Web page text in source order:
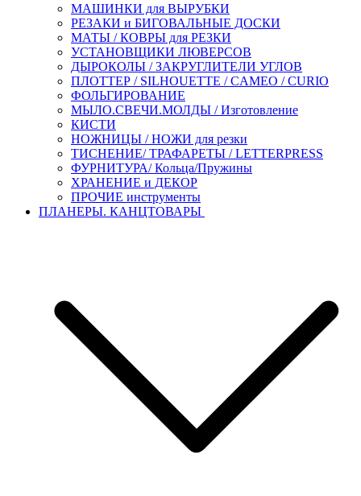
МАШИНКИ для ВЫРУБКИ
РЕЗАКИ и БИГОВАЛЬНЫЕ ДОСКИ
МАТЫ / КОВРЫ для РЕЗКИ
УСТАНОВЩИКИ ЛЮВЕРСОВ
ДЫРОКОЛЫ / ЗАКРУГЛИТЕЛИ УГЛОВ
ПЛОТТЕР / SILHOUETTE / CAMEO / CURIO
ФОЛЬГИРОВАНИЕ
МЫЛО.СВЕЧИ.МОЛДЫ / Изготовление
КИСТИ
НОЖНИЦЫ / НОЖИ для резки
ТИСНЕНИЕ/ ТРАФАРЕТЫ / LETTERPRESS
ФУРНИТУРА/ Кольца/Пружины
ХРАНЕНИЕ и ДЕКОР
ПРОЧИЕ инструменты
ПЛАНЕРЫ. КАНЦТОВАРЫ